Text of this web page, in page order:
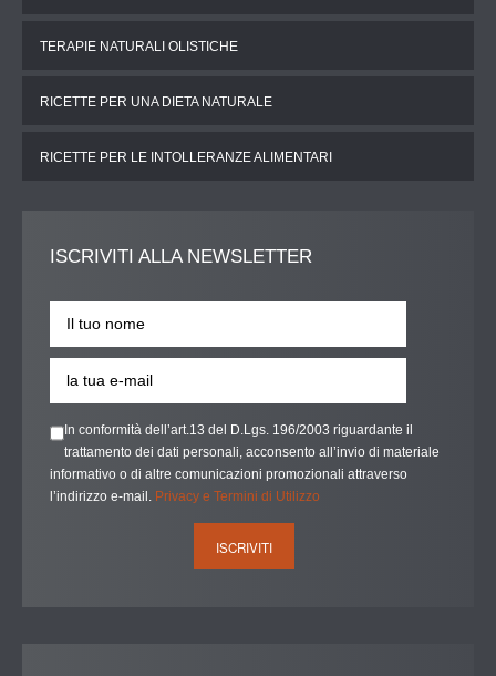
TERAPIE NATURALI OLISTICHE
RICETTE PER UNA DIETA NATURALE
RICETTE PER LE INTOLLERANZE ALIMENTARI
ISCRIVITI ALLA NEWSLETTER
In conformità dell’art.13 del D.Lgs. 196/2003 riguardante il
trattamento dei dati personali, acconsento all’invio di materiale
informativo o di altre comunicazioni promozionali attraverso
l’indirizzo e-mail. Privacy e Termini di Utilizzo